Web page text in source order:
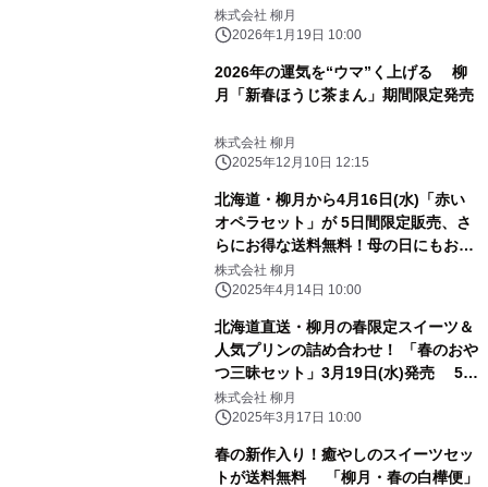
間限定でうれしい送料無料～
株式会社 柳月
2026年1月19日 10:00
2026年の運気を“ウマ”く上げる 柳
月「新春ほうじ茶まん」期間限定発売
株式会社 柳月
2025年12月10日 12:15
北海道・柳月から4月16日(水)「赤い
オペラセット」が 5日間限定販売、さ
らにお得な送料無料！母の日にもおす
すめ。
株式会社 柳月
2025年4月14日 10:00
北海道直送・柳月の春限定スイーツ＆
人気プリンの詰め合わせ！ 「春のおや
つ三昧セット」3月19日(水)発売 5日
間限定でお得な送料無料！
株式会社 柳月
2025年3月17日 10:00
春の新作入り！癒やしのスイーツセッ
トが送料無料 「柳月・春の白樺便」